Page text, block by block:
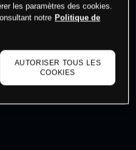
Log into see latest
data
les paramètres des cookies.
notre Politique de
AUTORISER TOUS LES
COOKIES